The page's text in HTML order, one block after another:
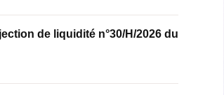
de liquidité n°30/H/2026 du